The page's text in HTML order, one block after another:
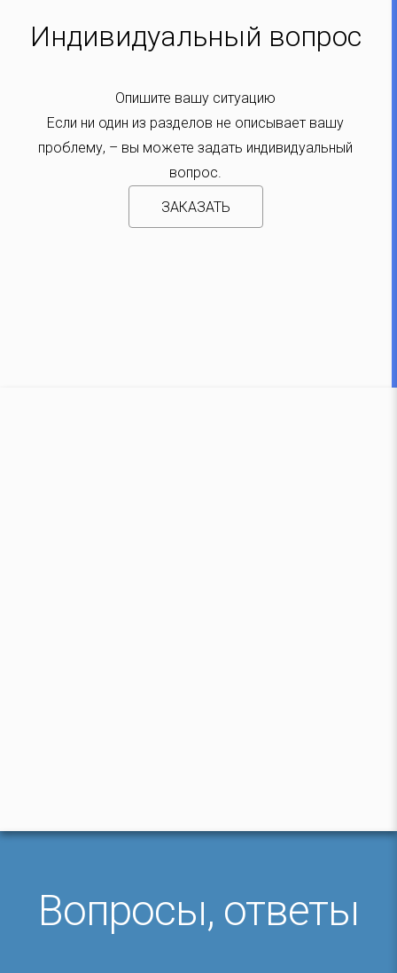
Индивидуальный вопрос
Опишите вашу ситуацию
Если ни один из разделов не описывает вашу
проблему, – вы можете задать индивидуальный
вопрос.
ЗАКАЗАТЬ
Вопросы, ответы